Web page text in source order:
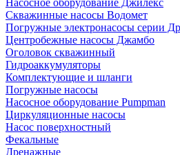
Насосное оборудование Джилекс
Скважинные насосы Водомет
Погружные электронасосы серии
Центробежные насосы Джамбо
Оголовок скважинный
Гидроаккумуляторы
Комплектующие и шланги
Погружные насосы
Насосное оборудование Pumpman
Циркуляционные насосы
Насос поверхностный
Фекальные
Дренажные